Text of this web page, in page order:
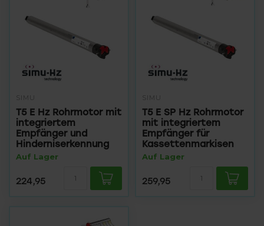
SIMU
T5 E Hz Rohrmotor mit
integriertem
Empfänger und
Hinderniserkennung
Auf Lager
224,95
SIMU
T5 E SP Hz Rohrmotor
mit integriertem
Empfänger für
Kassettenmarkisen
Auf Lager
259,95